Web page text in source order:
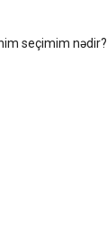
seçimim nədir?